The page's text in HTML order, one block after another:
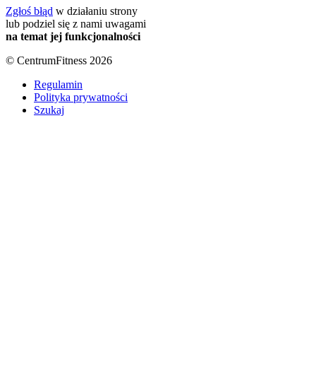
Zgłoś błąd w działaniu strony
lub podziel się z nami uwagami
na temat jej funkcjonalności
© CentrumFitness 2026
Regulamin
Polityka prywatności
Szukaj